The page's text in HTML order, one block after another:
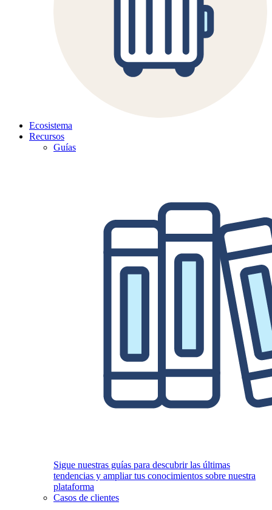
Ecosistema
Recursos
Guías
Sigue nuestras guías para descubrir las últimas
tendencias y ampliar tus conocimientos sobre nuestra
plataforma
Casos de clientes